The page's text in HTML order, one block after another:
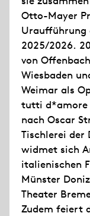
Otto-Mayer
Uraufführung
2025/2026.
von
Wiesbaden
Weimar als
tutti d*amore
nach Oscar
Tischlerei der
widmet sich
italienischen
Münster
Theater
Zudem feiert